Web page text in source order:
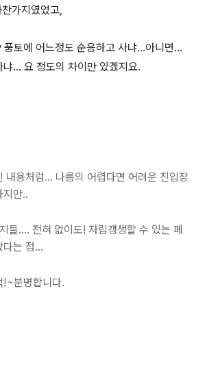
가지였었고,
토에 어느정도 순응하고 사냐...아니면...
... 요 정도의 차이만 있겠지요.
내용처럼... 나름의 어렵다면 어려운 진입장
지만..
들.... 전혀 없이도! 자립갱생할 수 있는 페
다는 점...
!~분명합니다.